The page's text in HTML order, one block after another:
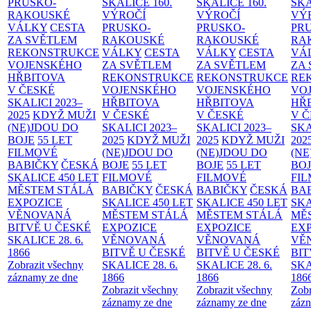
RAKOUSKÉ
VÁLKY CESTA
ZA SVĚTLEM
REKONSTRUKCE
VOJENSKÉHO
HŘBITOVA
V ČESKÉ
SKALICI 2023–
2025 KDYŽ MUŽI
(NE)JDOU DO
BOJE 55 LET
FILMOVÉ
BABIČKY ČESKÁ
SKALICE 450 LET
MĚSTEM STÁLÁ
EXPOZICE
VĚNOVANÁ
BITVĚ U ČESKÉ
SKALICE 28. 6.
1866
Zobrazit všechny
záznamy ze dne
VÝROČÍ
PRUSKO-
RAKOUSKÉ
VÁLKY CESTA
ZA SVĚTLEM
REKONSTRUKCE
VOJENSKÉHO
HŘBITOVA
V ČESKÉ
SKALICI 2023–
2025 KDYŽ MUŽI
(NE)JDOU DO
BOJE 55 LET
FILMOVÉ
BABIČKY ČESKÁ
SKALICE 450 LET
MĚSTEM STÁLÁ
EXPOZICE
VĚNOVANÁ
BITVĚ U ČESKÉ
SKALICE 28. 6.
1866
Zobrazit všechny
záznamy ze dne
VÝROČÍ
PRUSKO-
RAKOUSKÉ
VÁLKY CESTA
ZA SVĚTLEM
REKONSTRUKCE
VOJENSKÉHO
HŘBITOVA
V ČESKÉ
SKALICI 2023–
2025 KDYŽ MUŽI
(NE)JDOU DO
BOJE 55 LET
FILMOVÉ
BABIČKY ČESKÁ
SKALICE 450 LET
MĚSTEM STÁLÁ
EXPOZICE
VĚNOVANÁ
BITVĚ U ČESKÉ
SKALICE 28. 6.
1866
Zobrazit všechny
záznamy ze dne
ZA
V